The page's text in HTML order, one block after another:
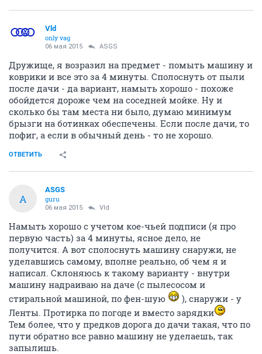
Vld
only vag
06 мая 2015 ASGS
Дружище, я возразил на предмет - помыть машину и
коврики и все это за 4 минуты. Сполоснуть от пыли
после дачи - да вариант, намыть хорошо - похоже
обойдется дороже чем на соседней мойке. Ну и
сколько бы там места ни было, думаю минимум
брызги на ботинках обеспечены. Если после дачи, то
пофиг, а если в обычный день - то не хорошо.
ОТВЕТИТЬ
A
ASGS
guru
06 мая 2015 Vld
Намыть хорошо с учетом кое-чьей подписи (я про
первую часть) за 4 минуты, ясное дело, не
получится. А вот сполоснуть машину снаружи, не
уделавшись самому, вполне реально, об чем я и
написал. Склоняюсь к такому варианту - внутри
машину надраиваю на даче (с пылесосом и
стиральной машиной, по фен-шую
), снаружи - у
Ленты. Протирка по погоде и вместо зарядки
Тем более, что у предков дорога до дачи такая, что по
пути обратно все равно машину не уделаешь, так
запылишь.